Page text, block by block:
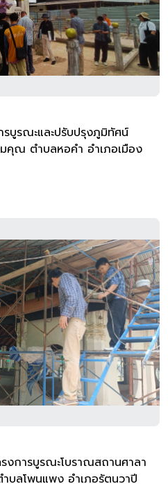
บูรณะและปรับปรุงภูมิทัศน์
คุณ ตำบลหอคำ อำเภอเมือง
งการบูรณะโบราณสถานศาลา
บลโพนแพง อำเภอรัตนวาปี